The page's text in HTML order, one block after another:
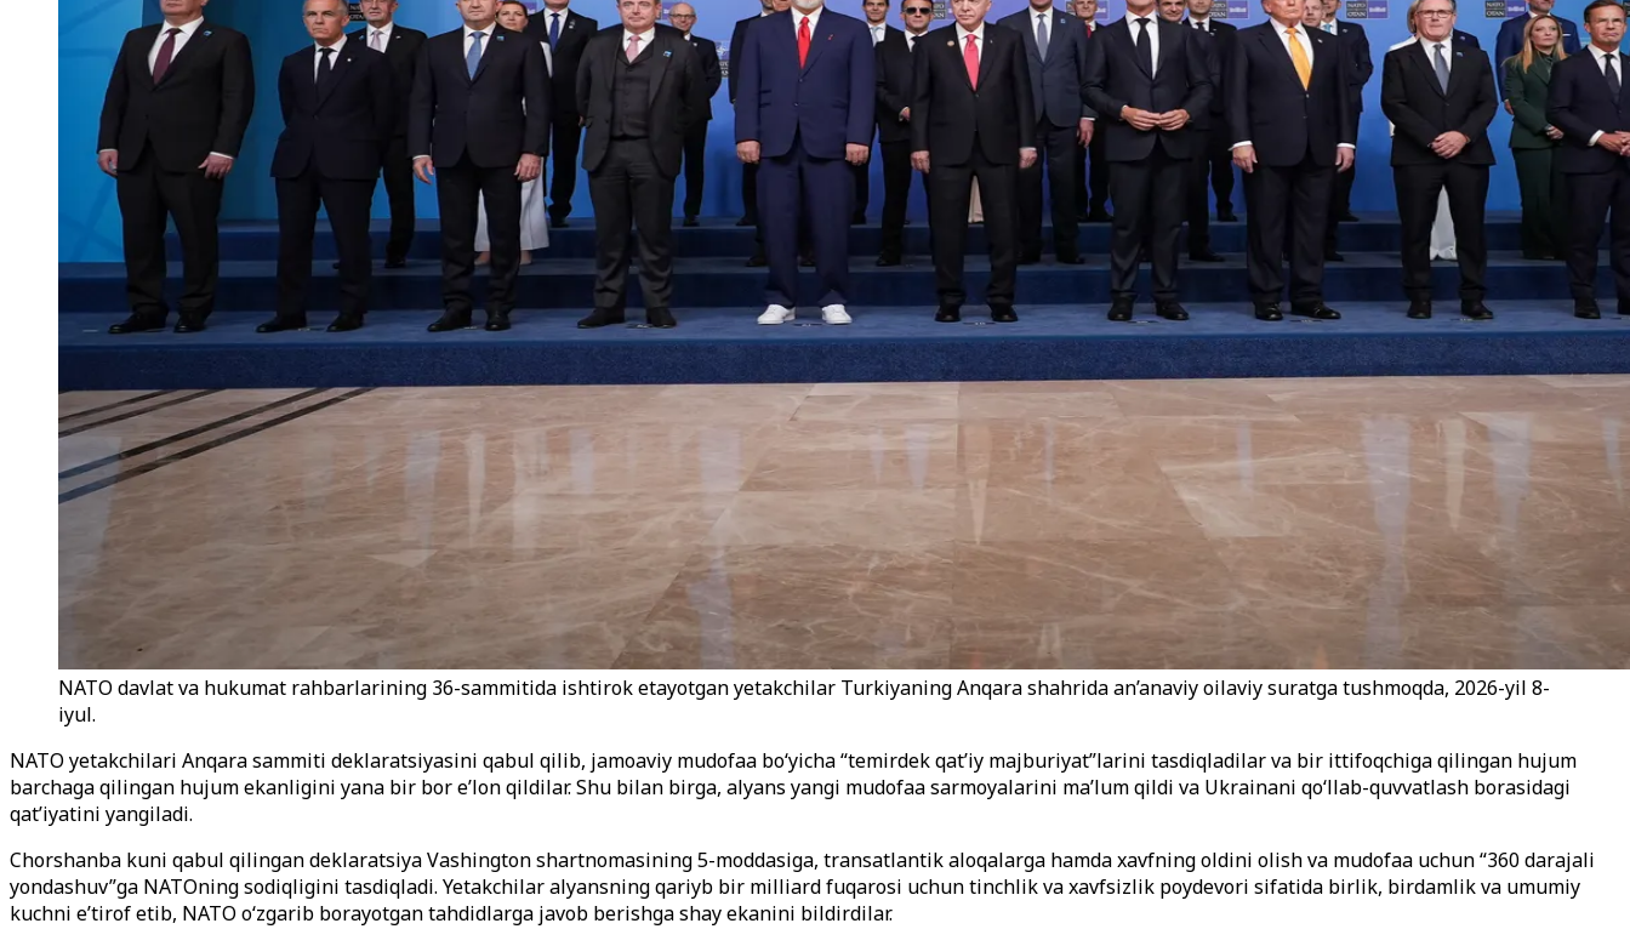
NATO davlat va hukumat rahbarlarining 36-sammitida ishtirok etayotgan yetakchilar Turkiyaning Anqara shahrida an’anaviy oilaviy suratga tushmoqda, 2026-yil 8-
iyul.
NATO yetakchilari Anqara sammiti deklaratsiyasini qabul qilib, jamoaviy mudofaa bo‘yicha “temirdek qat’iy majburiyat”larini tasdiqladilar va bir ittifoqchiga qilingan hujum
barchaga qilingan hujum ekanligini yana bir bor e’lon qildilar. Shu bilan birga, alyans yangi mudofaa sarmoyalarini ma’lum qildi va Ukrainani qo‘llab-quvvatlash borasidagi
qat’iyatini yangiladi.
Chorshanba kuni qabul qilingan deklaratsiya Vashington shartnomasining 5-moddasiga, transatlantik aloqalarga hamda xavfning oldini olish va mudofaa uchun “360 darajali
yondashuv”ga NATOning sodiqligini tasdiqladi. Yetakchilar alyansning qariyb bir milliard fuqarosi uchun tinchlik va xavfsizlik poydevori sifatida birlik, birdamlik va umumiy
kuchni e’tirof etib, NATO o‘zgarib borayotgan tahdidlarga javob berishga shay ekanini bildirdilar.